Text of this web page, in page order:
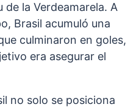
la Verdeamarela. A
Brasil acumuló una
culminaron en goles,
era asegurar el
no solo se posiciona